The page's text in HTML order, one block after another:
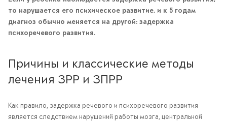
то нарушается его психическое развитие, и к 5 годам
диагноз обычно меняется на другой: задержка
психоречевого развития.
Причины и классические методы
лечения ЗРР и ЗПРР
Как правило, задержка речевого и психоречевого развития
является следствием нарушений работы мозга, центральной